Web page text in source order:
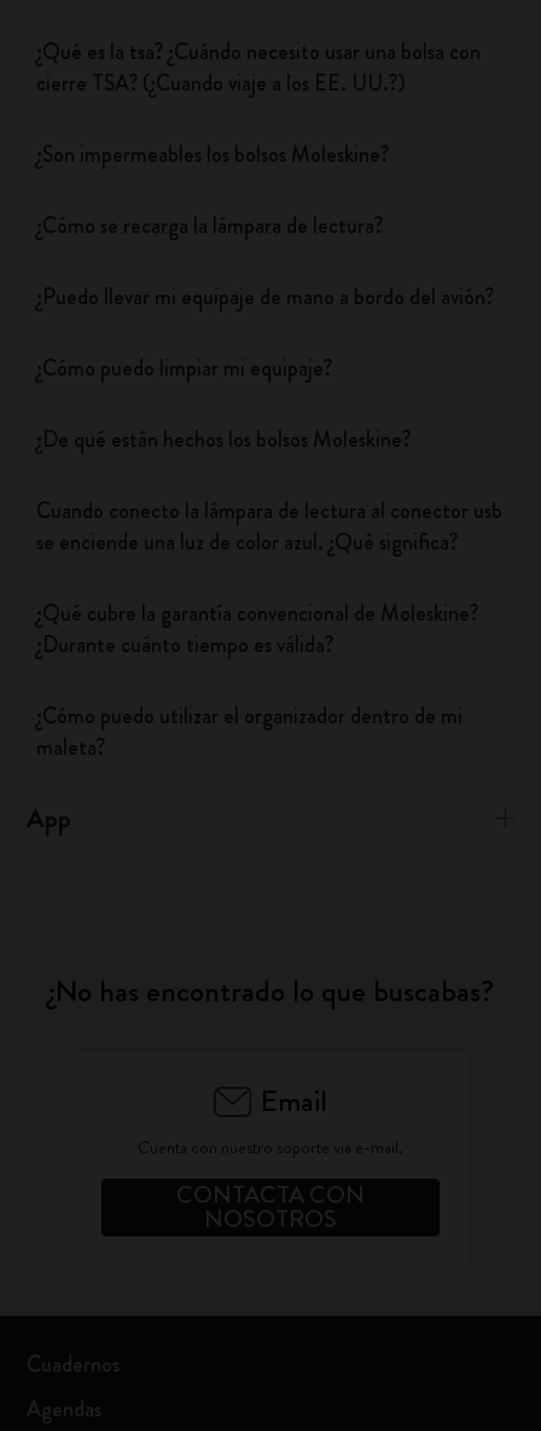
¿Qué es la tsa? ¿Cuándo necesito usar una bolsa con
cierre TSA? (¿Cuando viaje a los EE. UU.?)
¿Son impermeables los bolsos Moleskine?
¿Cómo se recarga la lámpara de lectura?
¿Puedo llevar mi equipaje de mano a bordo del avión?
¿Cómo puedo limpiar mi equipaje?
¿De qué están hechos los bolsos Moleskine?
Cuando conecto la lámpara de lectura al conector usb
se enciende una luz de color azul. ¿Qué significa?
¿Qué cubre la garantía convencional de Moleskine?
¿Durante cuánto tiempo es válida?
¿Cómo puedo utilizar el organizador dentro de mi
maleta?
App
¿No has encontrado lo que buscabas?
Email
Cuenta con nuestro soporte via e-mail.
CONTACTA CON
NOSOTROS
Cuadernos
Agendas